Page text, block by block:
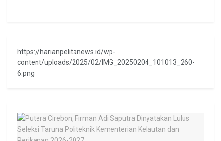
https://harianpelitanews.id/wp-
content/uploads/2025/02/IMG_20250204_101013_260-
6.png